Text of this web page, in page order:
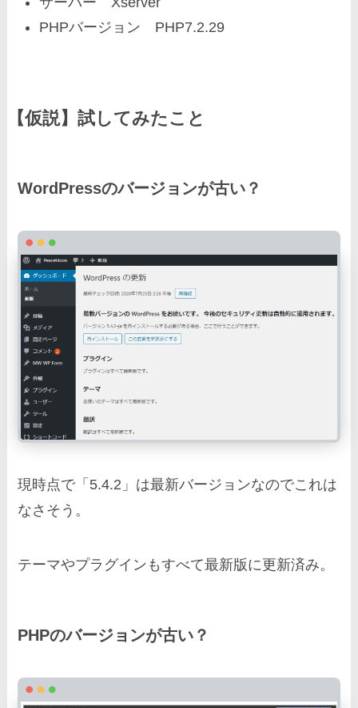
PHPバージョン PHP7.2.29
【仮説】試してみたこと
WordPressのバージョンが古い？
現時点で「5.4.2」は最新バージョンなのでこれは
なさそう。
テーマやプラグインもすべて最新版に更新済み。
PHPのバージョンが古い？